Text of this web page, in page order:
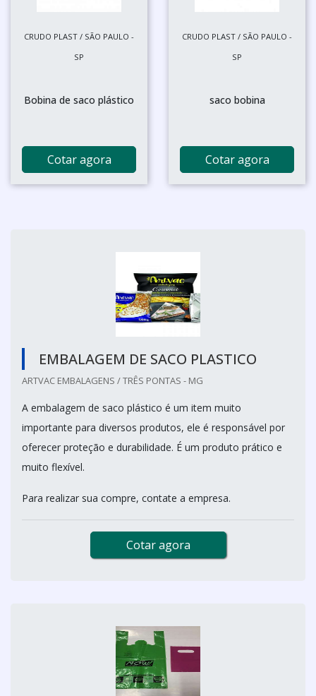
CRUDO PLAST / SÃO PAULO -
SP
Bobina de saco plástico
Cotar agora
CRUDO PLAST / SÃO PAULO -
SP
saco bobina
Cotar agora
EMBALAGEM DE SACO PLASTICO
ARTVAC EMBALAGENS / TRÊS PONTAS - MG
A embalagem de saco plástico é um item muito
importante para diversos produtos, ele é responsável por
oferecer proteção e durabilidade. É um produto prático e
muito flexível.
Para realizar sua compre, contate a empresa.
Cotar agora